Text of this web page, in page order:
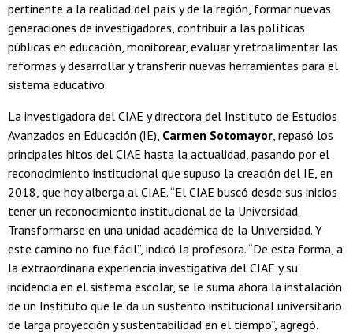
pertinente a la realidad del país y de la región, formar nuevas
generaciones de investigadores, contribuir a las políticas
públicas en educación, monitorear, evaluar y retroalimentar las
reformas y desarrollar y transferir nuevas herramientas para el
sistema educativo.
La investigadora del CIAE y directora del Instituto de Estudios
Avanzados en Educación (IE), Carmen Sotomayor, repasó los
principales hitos del CIAE hasta la actualidad, pasando por el
reconocimiento institucional que supuso la creación del IE, en
2018, que hoy alberga al CIAE. “El CIAE buscó desde sus inicios
tener un reconocimiento institucional de la Universidad.
Transformarse en una unidad académica de la Universidad. Y
este camino no fue fácil”, indicó la profesora. “De esta forma, a
la extraordinaria experiencia investigativa del CIAE y su
incidencia en el sistema escolar, se le suma ahora la instalación
de un Instituto que le da un sustento institucional universitario
de larga proyección y sustentabilidad en el tiempo”, agregó.